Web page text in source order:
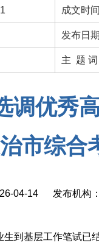
成文时
发布日
主 题 词
调优秀
市综合
04-14 发布机构
生到基层工作笔试已